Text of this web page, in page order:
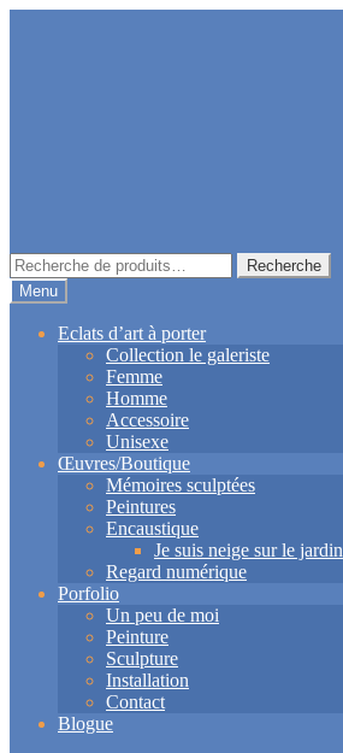
Recherche
pour :
Recherche
Menu
Eclats d’art à porter
Collection le galeriste
Femme
Homme
Accessoire
Unisexe
Œuvres/Boutique
Mémoires sculptées
Peintures
Encaustique
Je suis neige sur le jardin
Regard numérique
Porfolio
Un peu de moi
Peinture
Sculpture
Installation
Contact
Blogue